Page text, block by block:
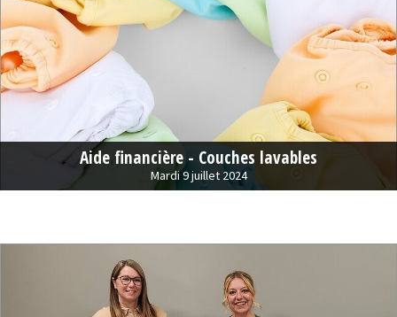
Aide financière - Couches lavables
Mardi 9 juillet 2024